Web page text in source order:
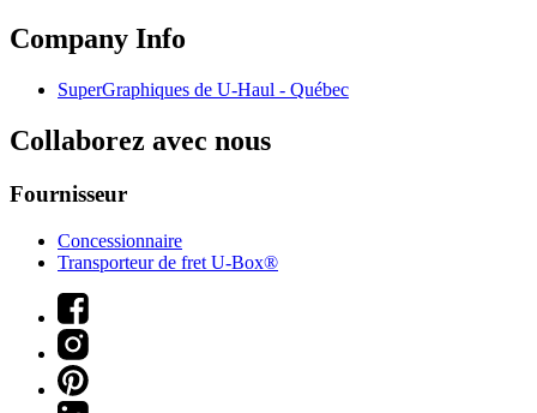
Company Info
SuperGraphiques de U-Haul - Québec
Collaborez avec nous
Fournisseur
Concessionnaire
Transporteur de fret U-Box®